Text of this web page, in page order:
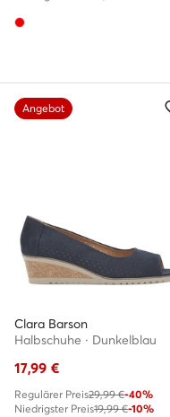
Angebot
Clara Barson
Halbschuhe · Dunkelblau
17,99 €
Regulärer Preis29,99 €-40%
Niedrigster Preis19,99 €-10%